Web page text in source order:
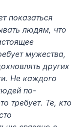
показаться
людям, что
мужества,
других
Не каждого
по-
требует. Те, кто